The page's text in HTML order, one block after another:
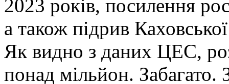
2023 років, посилення
а також підрив
Як видно з даних ЦЕС,
понад мільйон. Забагато.